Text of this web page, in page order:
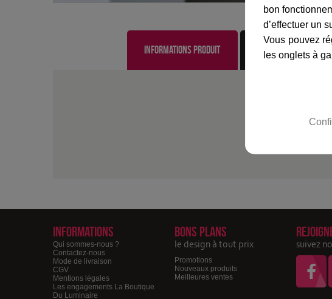
Informations produit marque
Informations
Qui sommes-nous ?
Contactez-nous
Mode de livraison
CGV
Mentions légales
Les engagements La Boutique
Du Luminaire
Bons plans
le design à tout prix
Promotions
Nouveaux produits
Meilleures ventes
suivez
bon
d’effectuer un
Vous pouvez
les onglets à